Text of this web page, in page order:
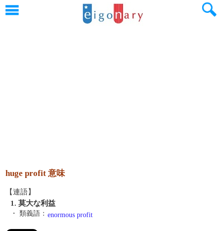
huge profit 意味
【連語】
1. 莫大な利益
・ 類義語： enormous profit